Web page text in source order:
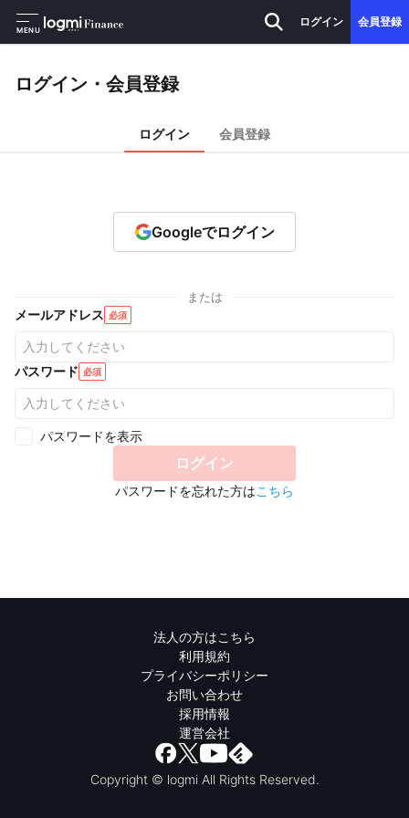
MENU
ログイン 会員登録
ログイン・会員登録
ログイン 会員登録
Googleでログイン
または
メールアドレス 必須
パスワード 必須
パスワードを表示
ログイン
パスワードを忘れた方はこちら
法人の方はこちら
利用規約
プライバシーポリシー
お問い合わせ
採用情報
運営会社
Copyright © logmi All Rights Reserved.